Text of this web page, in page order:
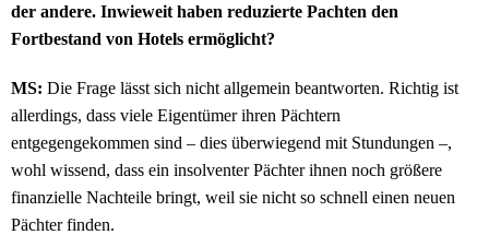
der andere. Inwieweit haben reduzierte Pachten den
Fortbestand von Hotels ermöglicht?
MS: Die Frage lässt sich nicht allgemein beantworten. Richtig ist
allerdings, dass viele Eigentümer ihren Pächtern
entgegengekommen sind – dies überwiegend mit Stundungen –,
wohl wissend, dass ein insolventer Pächter ihnen noch größere
finanzielle Nachteile bringt, weil sie nicht so schnell einen neuen
Pächter finden.